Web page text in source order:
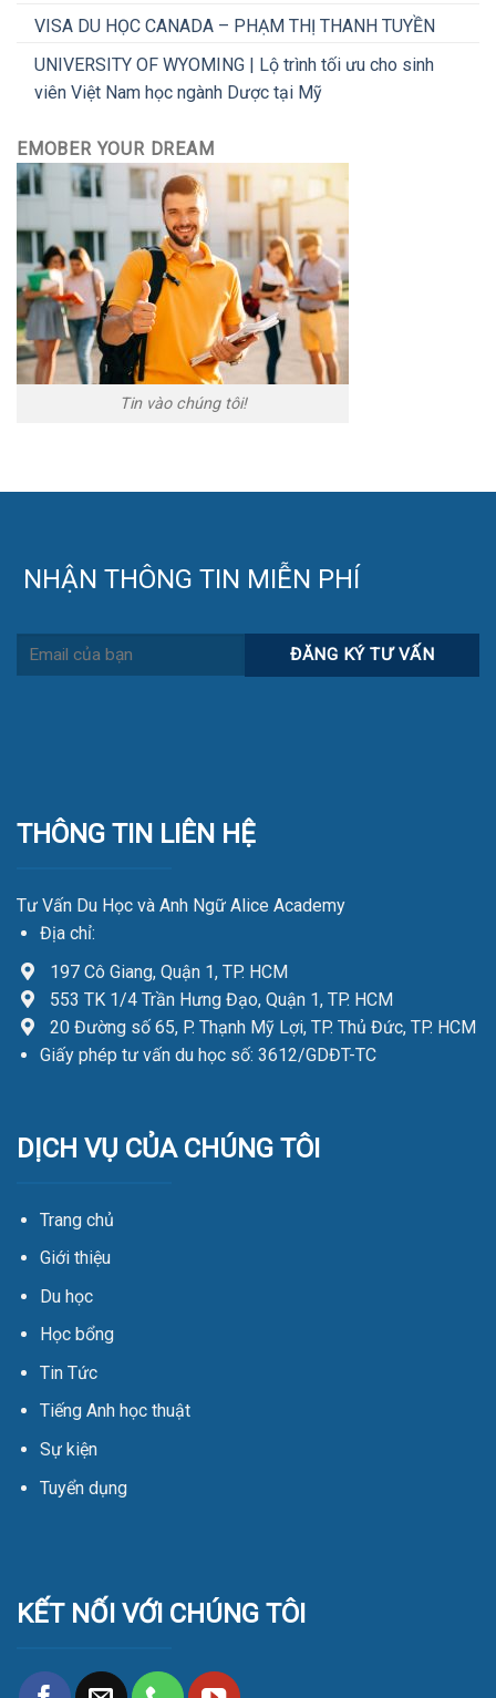
VISA DU HỌC CANADA – PHẠM THỊ THANH TUYỀN
UNIVERSITY OF WYOMING | Lộ trình tối ưu cho sinh
viên Việt Nam học ngành Dược tại Mỹ
EMOBER YOUR DREAM
Tin vào chúng tôi!
NHẬN THÔNG TIN MIỄN PHÍ
THÔNG TIN LIÊN HỆ
Tư Vấn Du Học và Anh Ngữ Alice Academy
Địa chỉ:
197 Cô Giang, Quận 1, TP. HCM
553 TK 1/4 Trần Hưng Đạo, Quận 1, TP. HCM
20 Đường số 65, P. Thạnh Mỹ Lợi, TP. Thủ Đức, TP. HCM
Giấy phép tư vấn du học số: 3612/GDĐT-TC
DỊCH VỤ CỦA CHÚNG TÔI
Trang chủ
Giới thiệu
Du học
Học bổng
Tin Tức
Tiếng Anh học thuật
Sự kiện
Tuyển dụng
KẾT NỐI VỚI CHÚNG TÔI